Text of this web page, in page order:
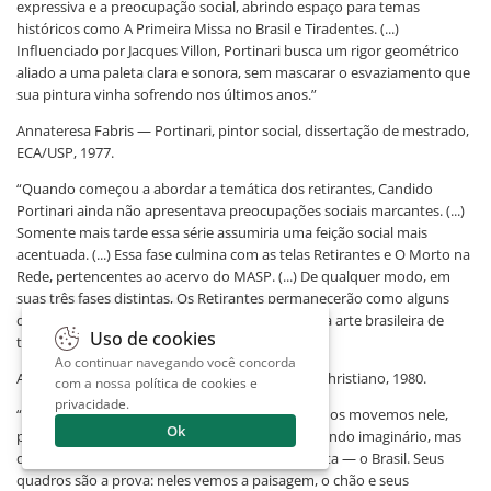
expressiva e a preocupação social, abrindo espaço para temas
históricos como A Primeira Missa no Brasil e Tiradentes. (...)
Influenciado por Jacques Villon, Portinari busca um rigor geométrico
aliado a uma paleta clara e sonora, sem mascarar o esvaziamento que
sua pintura vinha sofrendo nos últimos anos.”
Annateresa Fabris — Portinari, pintor social, dissertação de mestrado,
ECA/USP, 1977.
“Quando começou a abordar a temática dos retirantes, Candido
Portinari ainda não apresentava preocupações sociais marcantes. (...)
Somente mais tarde essa série assumiria uma feição social mais
acentuada. (...) Essa fase culmina com as telas Retirantes e O Morto na
Rede, pertencentes ao acervo do MASP. (...) De qualquer modo, em
suas três fases distintas, Os Retirantes permanecerão como alguns
dos trabalhos mais significativos e pungentes da arte brasileira de
todos os tempos.”
Antônio Bento — Portinari, Rio de Janeiro: Leo Christiano, 1980.
“O mundo de Candido Portinari: à medida que nos movemos nele,
percebemos que não estamos diante de um mundo imaginário, mas
da recriação intensificada da terra natal do artista — o Brasil. Seus
quadros são a prova: neles vemos a paisagem, o chão e seus
Uso de cookies
Ao continuar navegando você concorda
com a nossa política de cookies e
privacidade.
Ok